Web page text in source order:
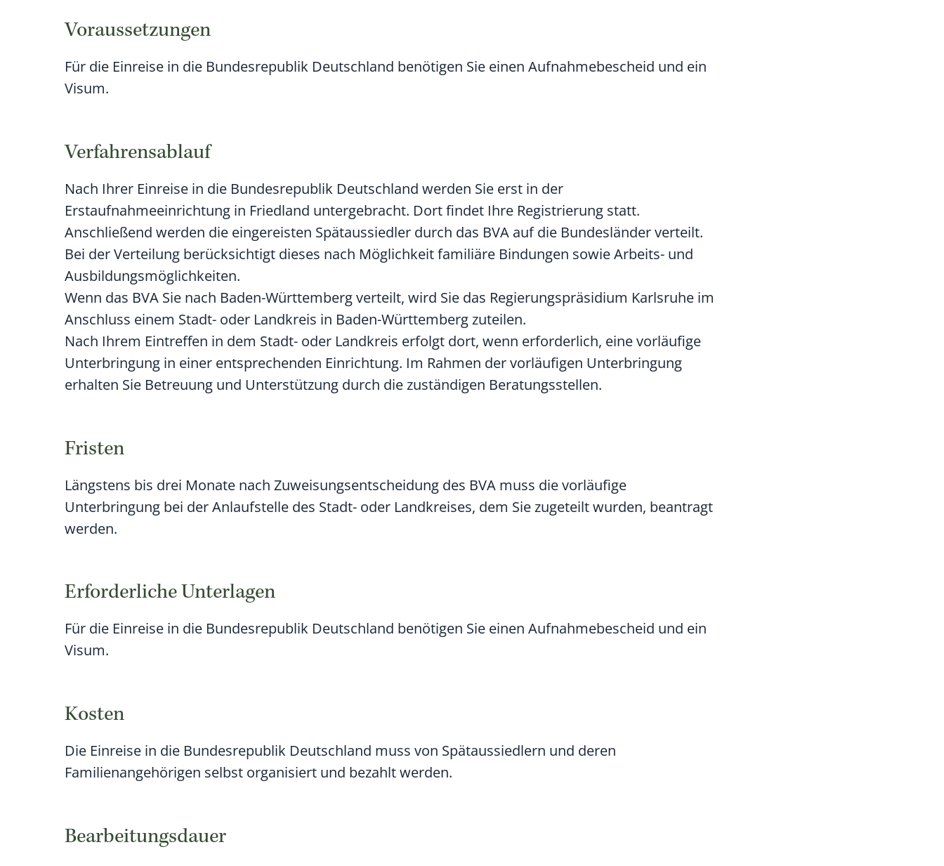
Voraussetzungen
Für die Einreise in die Bundesrepublik Deutschland benötigen Sie einen Aufnahmebescheid und ein
Visum.
Verfahrensablauf
Nach Ihrer Einreise in die Bundesrepublik Deutschland werden Sie erst in der
Erstaufnahmeeinrichtung in Friedland untergebracht. Dort findet Ihre Registrierung statt.
Anschließend werden die eingereisten Spätaussiedler durch das BVA auf die Bundesländer verteilt.
Bei der Verteilung berücksichtigt dieses nach Möglichkeit familiäre Bindungen sowie Arbeits- und
Ausbildungsmöglichkeiten.
Wenn das BVA Sie nach Baden-Württemberg verteilt, wird Sie das Regierungspräsidium Karlsruhe im
Anschluss einem Stadt- oder Landkreis in Baden-Württemberg zuteilen.
Nach Ihrem Eintreffen in dem Stadt- oder Landkreis erfolgt dort, wenn erforderlich, eine vorläufige
Unterbringung in einer entsprechenden Einrichtung. Im Rahmen der vorläufigen Unterbringung
erhalten Sie Betreuung und Unterstützung durch die zuständigen Beratungsstellen.
Fristen
Längstens bis drei Monate nach Zuweisungsentscheidung des BVA muss die vorläufige
Unterbringung bei der Anlaufstelle des Stadt- oder Landkreises, dem Sie zugeteilt wurden, beantragt
werden.
Erforderliche Unterlagen
Für die Einreise in die Bundesrepublik Deutschland benötigen Sie einen Aufnahmebescheid und ein
Visum.
Kosten
Die Einreise in die Bundesrepublik Deutschland muss von Spätaussiedlern und deren
Familienangehörigen selbst organisiert und bezahlt werden.
Bearbeitungsdauer